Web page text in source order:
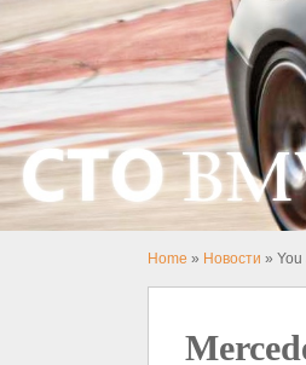
Home » Новости »